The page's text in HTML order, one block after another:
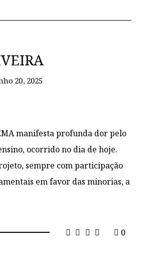
20, 2025
manifesta profunda dor pelo
ocorrido no dia de hoje.
sempre com participação
em favor das minorias, a
0